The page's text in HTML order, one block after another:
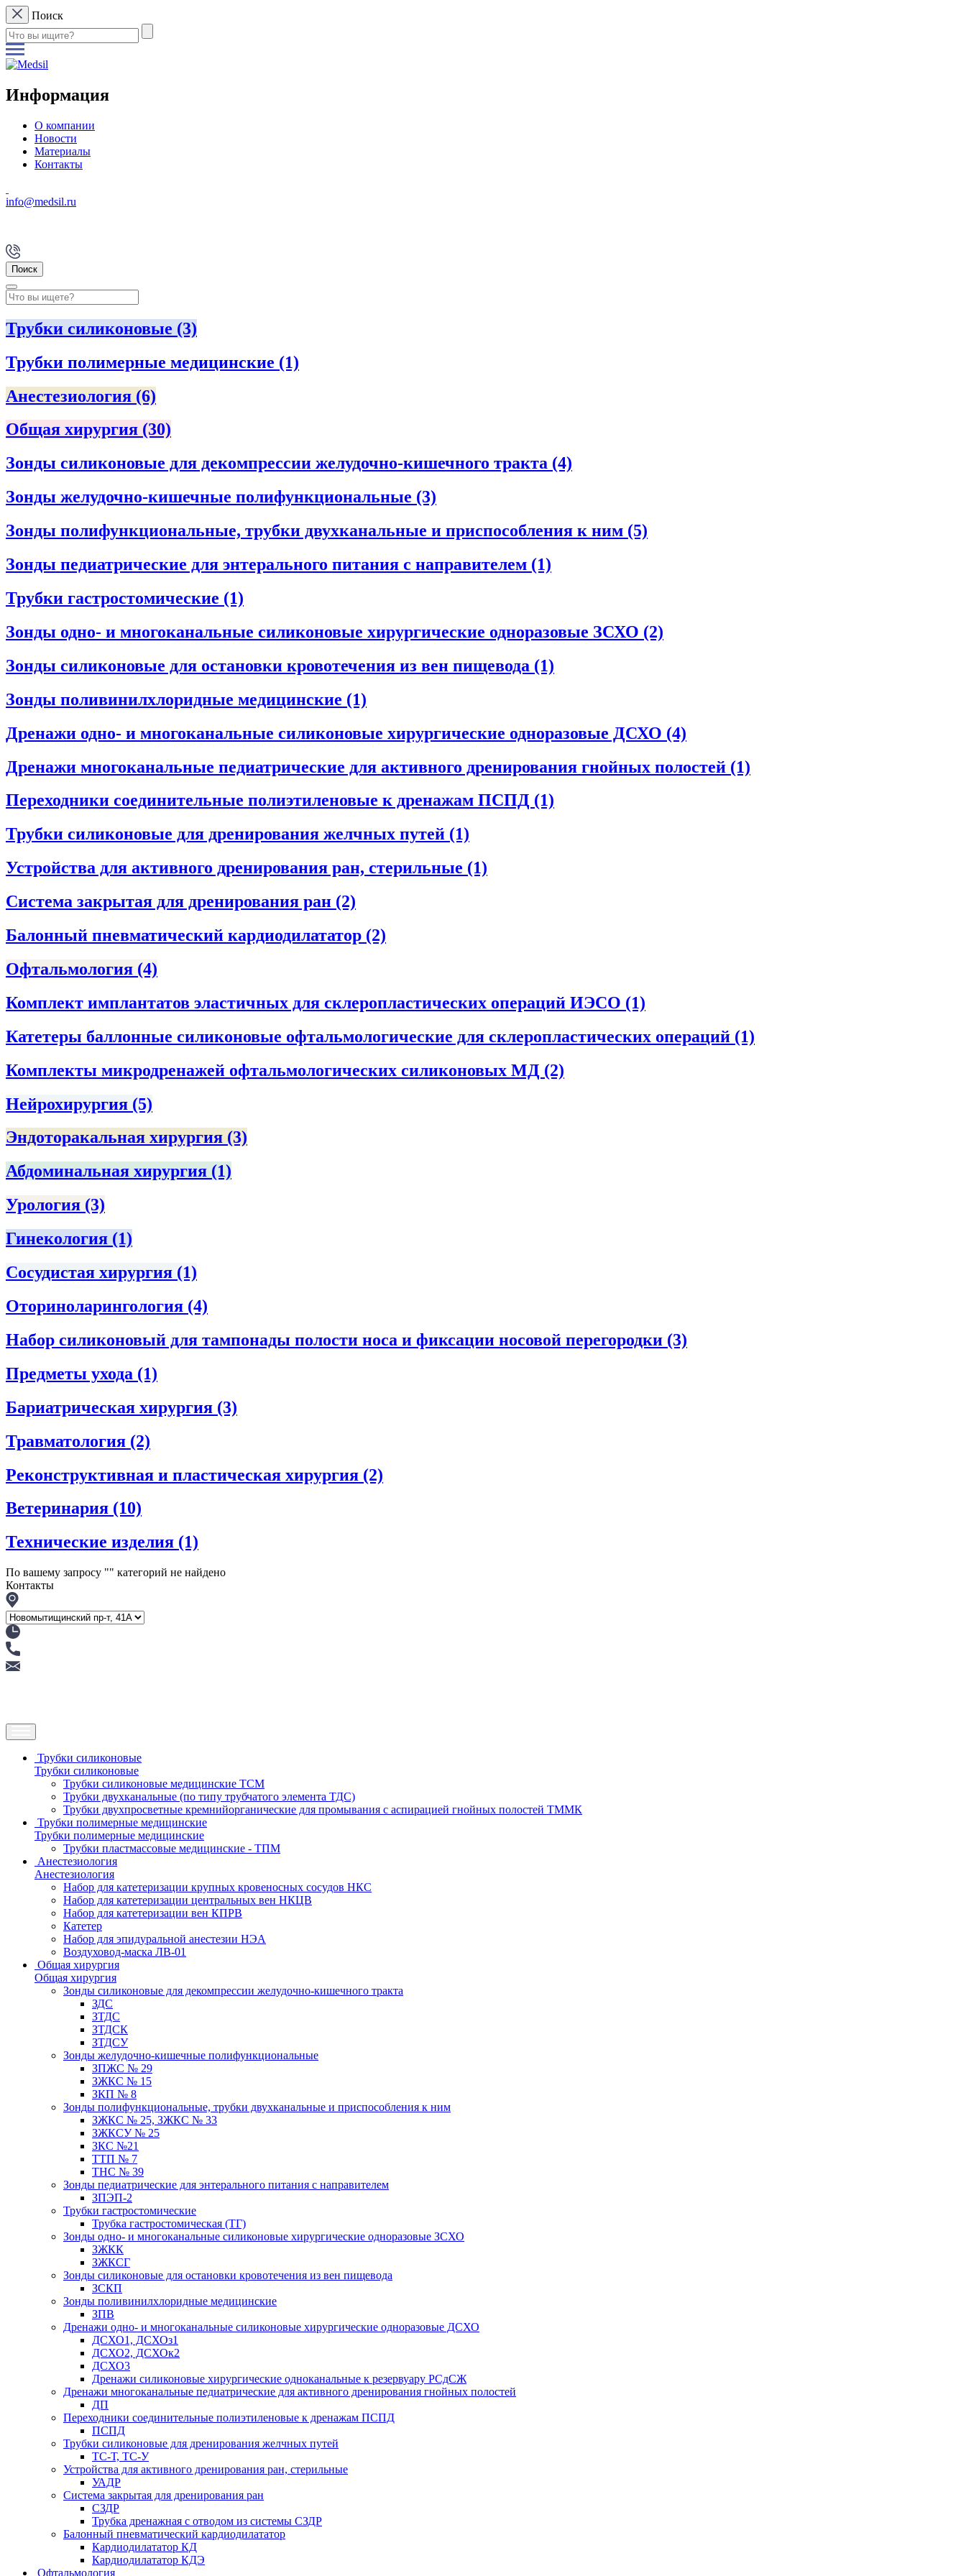
Поиск
Информация
О компании
Новости
Материалы
Контакты
info@medsil.ru
Поиск
Трубки силиконовые (3)
Трубки полимерные медицинские (1)
Анестезиология (6)
Общая хирургия (30)
Зонды силиконовые для декомпрессии желудочно-кишечного тракта (4)
Зонды желудочно-кишечные полифункциональные (3)
Зонды полифункциональные, трубки двухканальные и приспособления к ним (5)
Зонды педиатрические для энтерального питания с направителем (1)
Трубки гастростомические (1)
Зонды одно- и многоканальные силиконовые хирургические одноразовые ЗСХО (2)
Зонды силиконовые для остановки кровотечения из вен пищевода (1)
Зонды поливинилхлоридные медицинские (1)
Дренажи одно- и многоканальные силиконовые хирургические одноразовые ДСХО (4)
Дренажи многоканальные педиатрические для активного дренирования гнойных полостей (1)
Переходники соединительные полиэтиленовые к дренажам ПСПД (1)
Трубки силиконовые для дренирования желчных путей (1)
Устройства для активного дренирования ран, стерильные (1)
Система закрытая для дренирования ран (2)
Балонный пневматический кардиодилататор (2)
Офтальмология (4)
Комплект имплантатов эластичных для склеропластических операций ИЭСО (1)
Катетеры баллонные силиконовые офтальмологические для склеропластических операций (1)
Комплекты микродренажей офтальмологических силиконовых МД (2)
Нейрохирургия (5)
Эндоторакальная хирургия (3)
Абдоминальная хирургия (1)
Урология (3)
Гинекология (1)
Сосудистая хирургия (1)
Оториноларингология (4)
Набор силиконовый для тампонады полости носа и фиксации носовой перегородки (3)
Предметы ухода (1)
Бариатрическая хирургия (3)
Травматология (2)
Реконструктивная и пластическая хирургия (2)
Ветеринария (10)
Технические изделия (1)
По вашему запросу "" категорий не найдено
Контакты
Трубки силиконовые
Трубки силиконовые
Трубки силиконовые медицинские ТСМ
Трубки двухканальные (по типу трубчатого элемента ТДС)
Трубки двухпросветные кремнийорганические для промывания с аспирацией гнойных полостей ТММК
Трубки полимерные медицинские
Трубки полимерные медицинские
Трубки пластмассовые медицинские - ТПМ
Анестезиология
Анестезиология
Набор для катетеризации крупных кровеносных сосудов НКС
Набор для катетеризации центральных вен НКЦВ
Набор для катетеризации вен КПРВ
Катетер
Набор для эпидуральной анестезии НЭА
Воздуховод-маска ЛВ-01
Общая хирургия
Общая хирургия
Зонды силиконовые для декомпрессии желудочно-кишечного тракта
ЗДС
ЗТДС
ЗТДСК
ЗТДСУ
Зонды желудочно-кишечные полифункциональные
ЗПЖС № 29
ЗЖКС № 15
ЗКП № 8
Зонды полифункциональные, трубки двухканальные и приспособления к ним
ЗЖКС № 25, ЗЖКС № 33
ЗЖКСУ № 25
ЗКС №21
ТТП № 7
ТНС № 39
Зонды педиатрические для энтерального питания с направителем
ЗПЭП-2
Трубки гастростомические
Трубка гастростомическая (ТГ)
Зонды одно- и многоканальные силиконовые хирургические одноразовые ЗСХО
ЗЖКК
ЗЖКСГ
Зонды силиконовые для остановки кровотечения из вен пищевода
ЗСКП
Зонды поливинилхлоридные медицинские
ЗПВ
Дренажи одно- и многоканальные силиконовые хирургические одноразовые ДСХО
ДСХО1, ДСХОз1
ДСХО2, ДСХОк2
ДСХО3
Дренажи силиконовые хирургические одноканальные к резервуару РСдСЖ
Дренажи многоканальные педиатрические для активного дренирования гнойных полостей
ДП
Переходники соединительные полиэтиленовые к дренажам ПСПД
ПСПД
Трубки силиконовые для дренирования желчных путей
ТС-Т, ТС-У
Устройства для активного дренирования ран, стерильные
УАДР
Система закрытая для дренирования ран
СЗДР
Трубка дренажная с отводом из системы СЗДР
Балонный пневматический кардиодилататор
Кардиодилататор КД
Кардиодилататор КДЭ
Офтальмология